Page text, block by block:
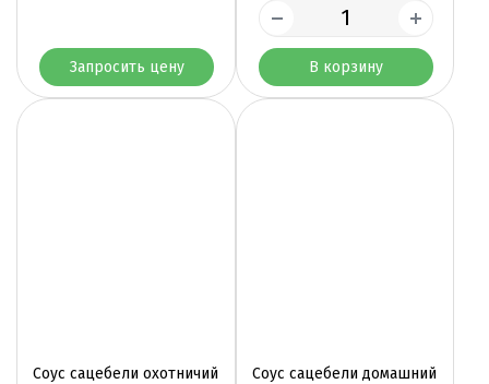
Запросить цену В корзину
Соус сацебели охотничий
Соус сацебели домашний